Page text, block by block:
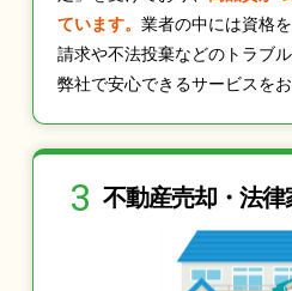
ています。 業者の中には資格
請求や不法投棄などのトラブ
弊社で安心できるサービスをお
3 不動産売却・法律